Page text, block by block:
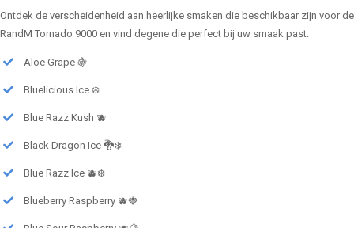
Ontdek de verscheidenheid aan heerlijke smaken die beschikbaar zijn voor de
RandM Tornado 9000 en vind degene die perfect bij uw smaak past:
Aloe Grape 🍇
Bluelicious Ice ❄️
Blue Razz Kush 🫐
Black Dragon Ice 🐉❄️
Blue Razz Ice 🫐❄️
Blueberry Raspberry 🫐🍓